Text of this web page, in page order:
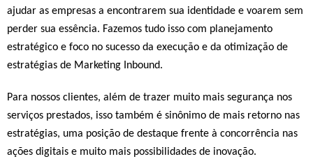
ajudar as empresas a encontrarem sua identidade e voarem sem
perder sua essência. Fazemos tudo isso com planejamento
estratégico e foco no sucesso da execução e da otimização de
estratégias de Marketing Inbound.
Para nossos clientes, além de trazer muito mais segurança nos
serviços prestados, isso também é sinônimo de mais retorno nas
estratégias, uma posição de destaque frente à concorrência nas
ações digitais e muito mais possibilidades de inovação.